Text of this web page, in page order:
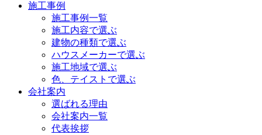
施工事例
施工事例一覧
施工内容で選ぶ
建物の種類で選ぶ
ハウスメーカーで選ぶ
施工地域で選ぶ
色、テイストで選ぶ
会社案内
選ばれる理由
会社案内一覧
代表挨拶